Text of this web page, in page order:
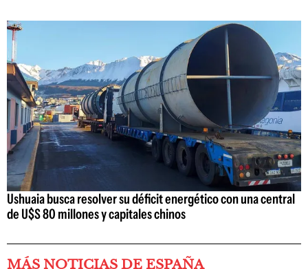
Ushuaia busca resolver su déficit energético con una central
de U$S 80 millones y capitales chinos
MÁS NOTICIAS DE ESPAÑA